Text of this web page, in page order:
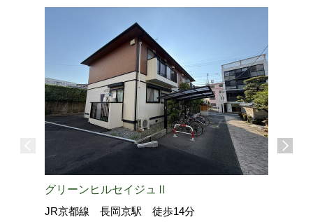
グリーンヒルセイジュⅡ
JR京都線 長岡京駅 徒歩14分